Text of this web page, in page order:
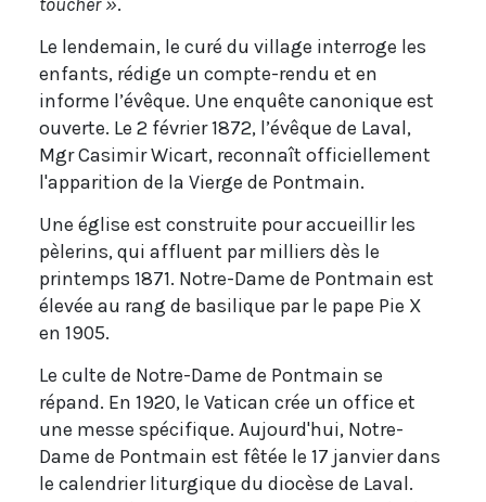
Le lendemain, le curé du village interroge les
enfants, rédige un compte-rendu et en
informe l’évêque. Une enquête canonique est
ouverte. Le 2 février 1872, l’évêque de Laval,
Mgr Casimir Wicart, reconnaît officiellement
l'apparition de la Vierge de Pontmain.
Une église est construite pour accueillir les
pèlerins, qui affluent par milliers dès le
printemps 1871. Notre-Dame de Pontmain est
élevée au rang de basilique par le pape Pie X
en 1905.
Le culte de Notre-Dame de Pontmain se
répand. En 1920, le Vatican crée un office et
une messe spécifique. Aujourd'hui, Notre-
Dame de Pontmain est fêtée le 17 janvier dans
le calendrier liturgique du diocèse de Laval.